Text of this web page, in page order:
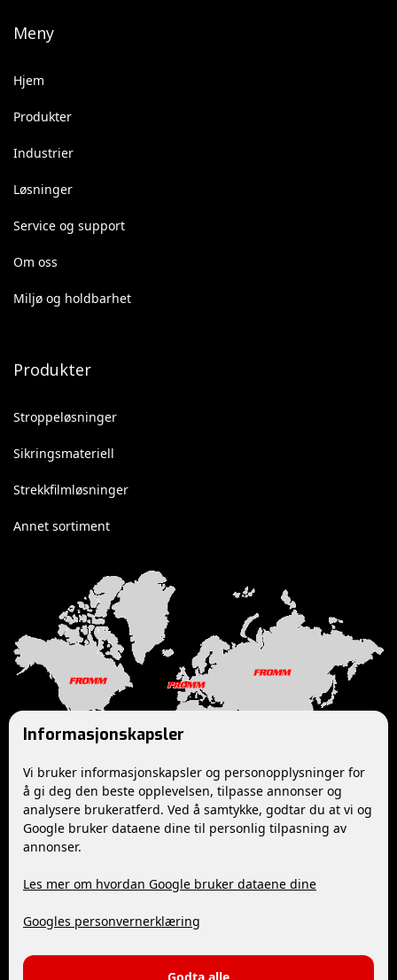
Informasjonskapsler
Vi bruker informasjonskapsler og personopplysninger for
å gi deg den beste opplevelsen, tilpasse annonser og
analysere brukeratferd. Ved å samtykke, godtar du at vi og
Google bruker dataene dine til personlig tilpasning av
annonser.
Les mer om hvordan Google bruker dataene dine
Googles personvernerklæring
Meny
Hjem
Produkter
Industrier
Løsninger
Service og support
Om oss
Miljø og holdbarhet
Produkter
Stroppeløsninger
Sikringsmateriell
Strekkfilmløsninger
Annet sortiment
Følg oss
YouTube
Kontakt